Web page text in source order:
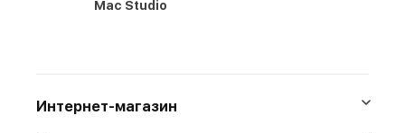
Mac Studio
Интернет-магазин